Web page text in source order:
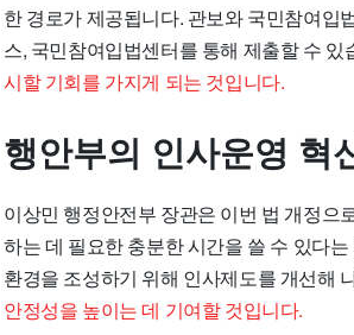
한 경로가 제공됩니다. 관보와 국민참여입
스, 국민참여입법센터를 통해 제출할 수 있
시할 기회를 가지게 되는 것입니다.
행안부의 인사운영 혁
이상민 행정안전부 장관은 이번 법 개정으
하는 데 필요한 충분한 시간을 쓸 수 있다
환경을 조성하기 위해 인사제도를 개선해
안정성을 높이는 데 기여할 것입니다.